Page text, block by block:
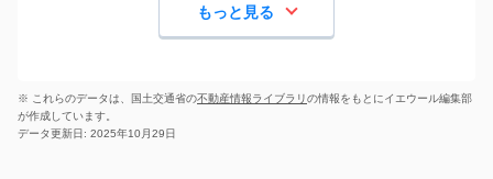
もっと見る
※ これらのデータは、国土交通省の不動産情報ライブラリの情報をもとにイエウール編集部
が作成しています。
データ更新日: 2025年10月29日